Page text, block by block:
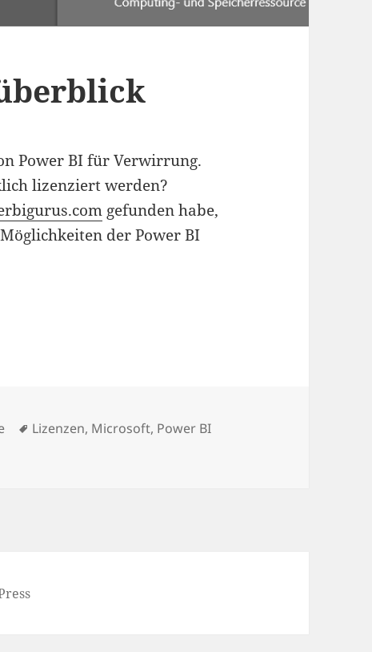
Power BI für Verwirrung.
lizenziert werden?
gefunden habe,
der Power BI
Schlagwörter
Lizenzen, Microsoft, Power BI